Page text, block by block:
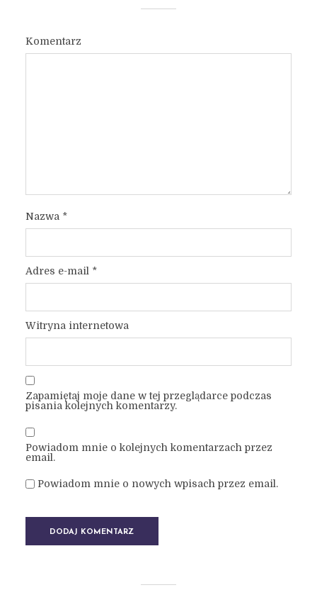
Komentarz
Nazwa *
Adres e-mail *
Witryna internetowa
Zapamiętaj moje dane w tej przeglądarce podczas
pisania kolejnych komentarzy.
Powiadom mnie o kolejnych komentarzach przez
email.
Powiadom mnie o nowych wpisach przez email.